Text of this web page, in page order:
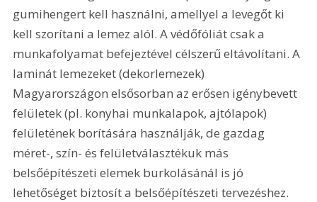
gumihengert kell használni, amellyel a levegőt ki
kell szorítani a lemez alól. A védőfóliát csak a
munkafolyamat befejeztével célszerű eltávolítani. A
laminát lemezeket (dekorlemezek)
Magyarországon elsősorban az erősen igénybevett
felületek (pl. konyhai munkalapok, ajtólapok)
felületének borítására használják, de gazdag
méret-, szín- és felületválasztékuk más
belsőépítészeti elemek burkolásánál is jó
lehetőséget biztosít a belsőépítészeti tervezéshez.